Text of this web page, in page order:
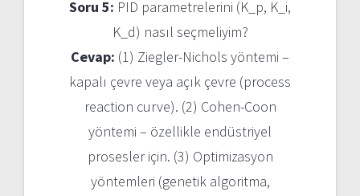
Soru 5: PID parametrelerini (K_p, K_i,
K_d) nasıl seçmeliyim?
Cevap: (1) Ziegler-Nichols yöntemi –
kapalı çevre veya açık çevre (process
reaction curve). (2) Cohen-Coon
yöntemi – özellikle endüstriyel
prosesler için. (3) Optimizasyon
yöntemleri (genetik algoritma,